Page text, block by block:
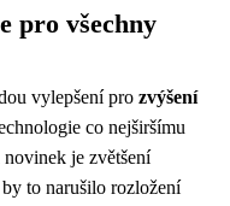
pro všechny
vylepšení pro zvýšení
co nejširšímu
je zvětšení
to narušilo rozložení